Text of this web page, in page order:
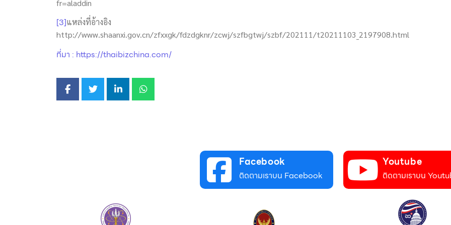
fr=aladdin
[3]แหล่งที่อ้างอิง
http://www.shaanxi.gov.cn/zfxxgk/fdzdgknr/zcwj/szfbgtwj/szbf/202111/t20211103_2197908.html
ที่มา : https://thaibizchina.com/
Facebook
ติดตามเราบน Facebook
Youtube
ติดตามเราบน